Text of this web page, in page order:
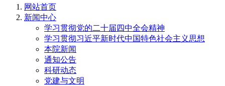
网站首页
新闻中心
学习贯彻党的二十届四中全会精神
学习贯彻习近平新时代中国特色社会主义思想
本院新闻
通知公告
科研动态
党建与文明